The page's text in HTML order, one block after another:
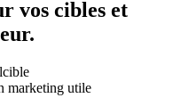
vos cibles et
.
marketing utile